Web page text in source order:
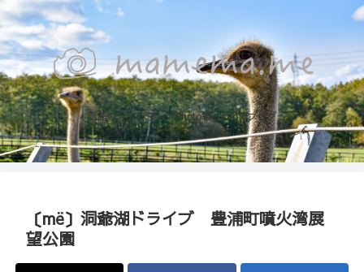
函館のカメラマン『Photo箱』naoのブログ
〔më〕洞爺湖ドライブ 豊浦町噴火湾展
望公園